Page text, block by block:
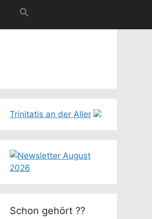
Trinitatis an der Aller
Schon gehört ??